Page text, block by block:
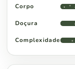
Corpo
Doçura
Complexidade